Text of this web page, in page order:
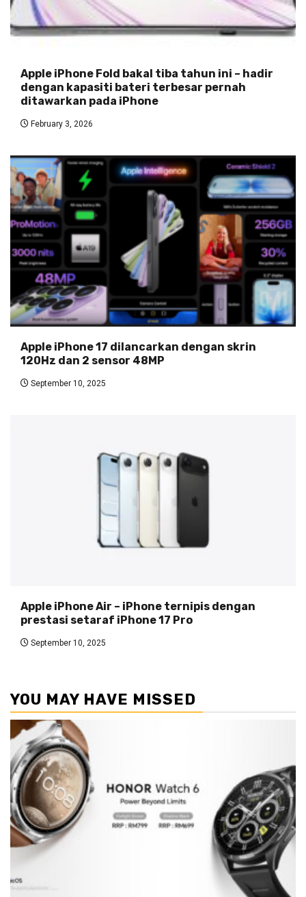
Apple iPhone Fold bakal tiba tahun ini – hadir
dengan kapasiti bateri terbesar pernah
ditawarkan pada iPhone
February 3, 2026
Apple iPhone 17 dilancarkan dengan skrin
120Hz dan 2 sensor 48MP
September 10, 2025
Apple iPhone Air – iPhone ternipis dengan
prestasi setaraf iPhone 17 Pro
September 10, 2025
YOU MAY HAVE MISSED